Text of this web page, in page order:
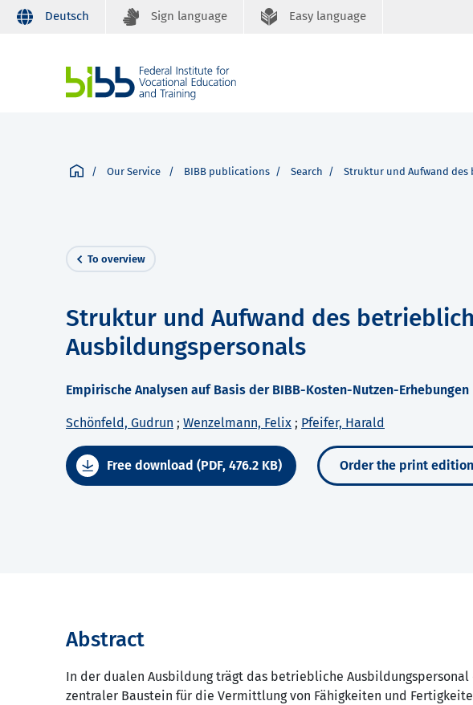
Deutsch Sign language Easy language
Our Service BIBB publications Search Struktur und Aufwand
To overview
Struktur und Aufwand des
Ausbildungspersonals
Empirische Analysen auf Basis der BIBB-Kosten-Nutzen-Erhebungen
Schönfeld, Gudrun ; Wenzelmann, Felix ; Pfeifer, Harald
Free download (PDF, 476.2 KB) Order the print
Abstract
In der dualen Ausbildung trägt das betriebliche Ausbildungspersonal
zentraler Baustein für die Vermittlung von Fähigkeiten und